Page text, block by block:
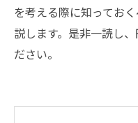
を考える際に知ってお
説します。是非一読し
ださい。